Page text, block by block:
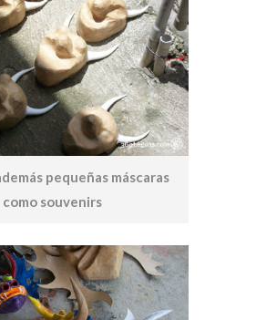
pequeñas máscaras
como souvenirs